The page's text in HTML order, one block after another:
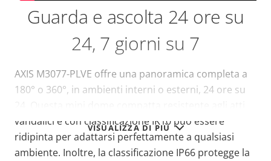
VISUALIZZA DI PIÙ
Guarda e ascolta 24 ore su
24, 7 giorni su 7
AXIS M3077-PLVE offre una panoramica completa a
180° o 360°, in ambienti interni o esterni, 24 ore su
vandalici e con classificazione IK10 può essere
ridipinta per adattarsi perfettamente a qualsiasi
ambiente. Inoltre, la classificazione IP66 protegge la